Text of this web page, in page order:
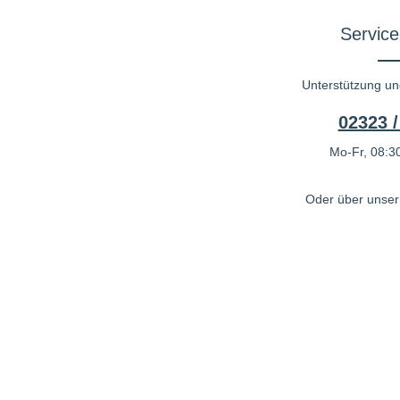
Unterstützung
02323
Mo-Fr,
Oder über